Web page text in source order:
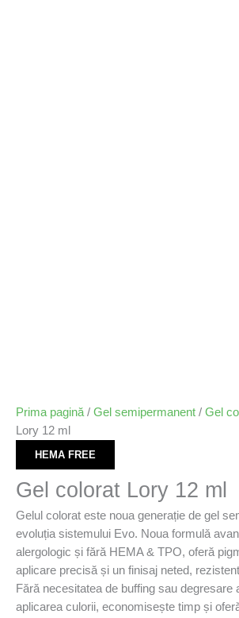
Prima pagină / Gel semipermanent / Gel
Lory 12 ml
HEMA FREE
Gel colorat Lory 12 ml
Gelul colorat este noua generație de gel
evoluția sistemului Evo. Noua formulǎ
alergologic și fără HEMA & TPO, oferă
aplicare precisă și un finisaj neted,
Fără necesitatea de buffing sau degresare
aplicarea culorii, economisește timp și